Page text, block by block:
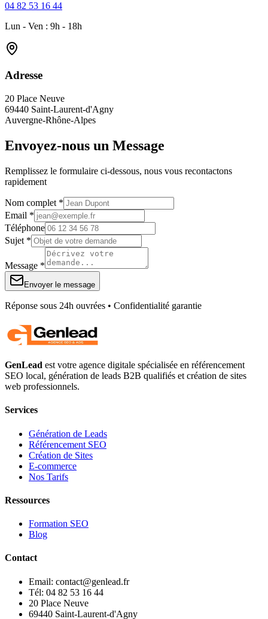
04 82 53 16 44
Lun - Ven : 9h - 18h
Adresse
20 Place Neuve
69440 Saint-Laurent-d'Agny
Auvergne-Rhône-Alpes
Envoyez-nous un Message
Remplissez le formulaire ci-dessous, nous vous recontactons
rapidement
Nom complet *
Email *
Téléphone
Sujet *
Message *
Envoyer le message
Réponse sous 24h ouvrées • Confidentialité garantie
GenLead est votre agence digitale spécialisée en référencement
SEO local, génération de leads B2B qualifiés et création de sites
web professionnels.
Services
Génération de Leads
Référencement SEO
Création de Sites
E-commerce
Nos Tarifs
Ressources
Formation SEO
Blog
Contact
Email: contact@genlead.fr
Tél: 04 82 53 16 44
20 Place Neuve
69440 Saint-Laurent-d'Agny